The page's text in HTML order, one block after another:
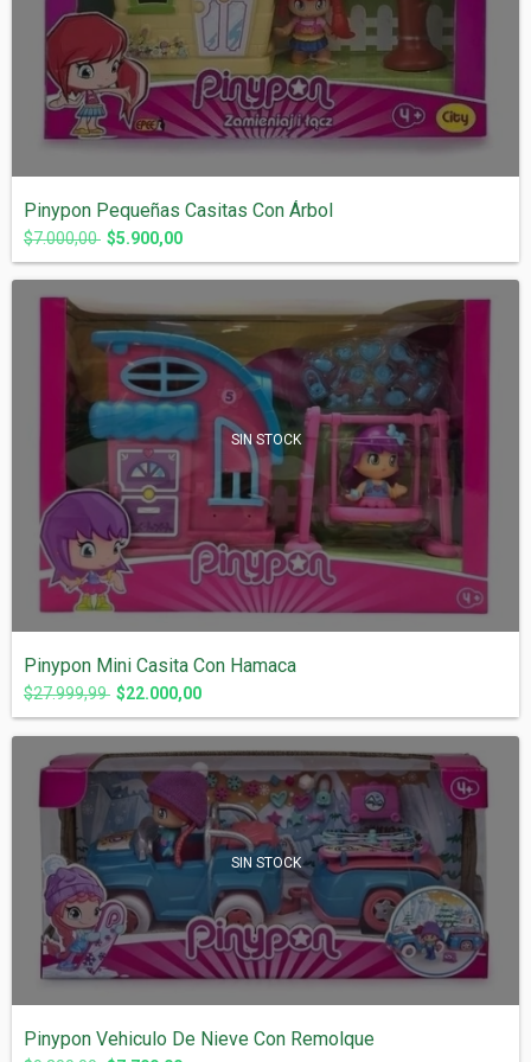
Pinypon Pequeñas Casitas Con Árbol
$7.000,00 $5.900,00
SIN STOCK
Pinypon Mini Casita Con Hamaca
$27.999,99 $22.000,00
SIN STOCK
Pinypon Vehiculo De Nieve Con Remolque